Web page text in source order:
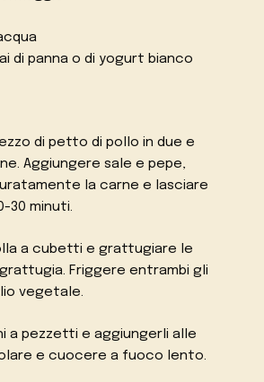
di panna o di yogurt bianco
di petto di pollo in due e
Aggiungere sale e pepe,
la carne e lasciare
30 minuti.
a cubetti e grattugiare le
Friggere entrambi gli
vegetale.
a pezzetti e aggiungerli alle
e cuocere a fuoco lento.